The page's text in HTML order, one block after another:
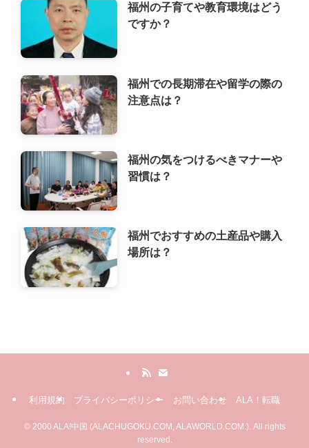
福州の子育てや教育環境はどう
ですか？
福州での長期滞在や留学の際の
注意点は？
福州の気をつけるべきマナーや
習慣は？
福州でおすすめの土産品や購入
場所は？
利用規約 プライバシーポリシー お問い合わせ ALA！転職
©2000 ALA!中国 (ALACHUGOKU.COM, ALAWORLD.COM.). All rights
reserved.